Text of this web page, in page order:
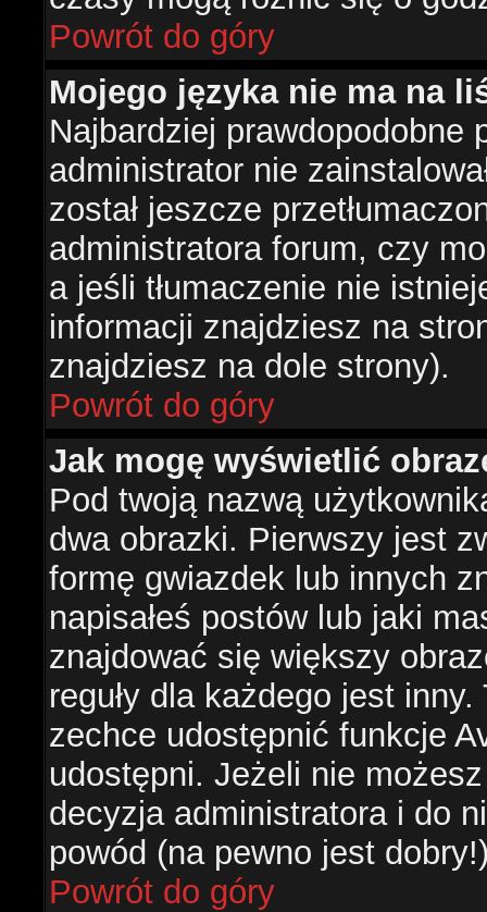
Powrót do góry
Mojego języka nie ma na
Najbardziej prawdopodobne
administrator nie
został jeszcze
administratora forum, czy
a jeśli tłumaczenie nie
informacji znajdziesz na
znajdziesz na dole strony).
Powrót do góry
Jak mogę wyświetlić
Pod twoją nazwą
dwa obrazki. Pierwszy jest
formę gwiazdek lub innych
napisałeś postów lub jaki
znajdować się większy
reguły dla każdego jest
zechce udostępnić funkcje
udostępni. Jeżeli nie
decyzja administratora i do
powód (na pewno jest
Powrót do góry